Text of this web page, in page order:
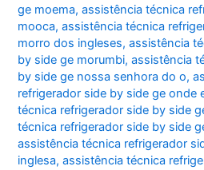
ge moema,assistência técnica
mooca,assistência técnica
morro dos ingleses,assistência
by side ge morumbi,assistência
by side ge nossa senhora do o,
refrigerador side by side ge onde
técnica refrigerador side by side
técnica refrigerador side by side
assistência técnica refrigerador
inglesa,assistência técnica